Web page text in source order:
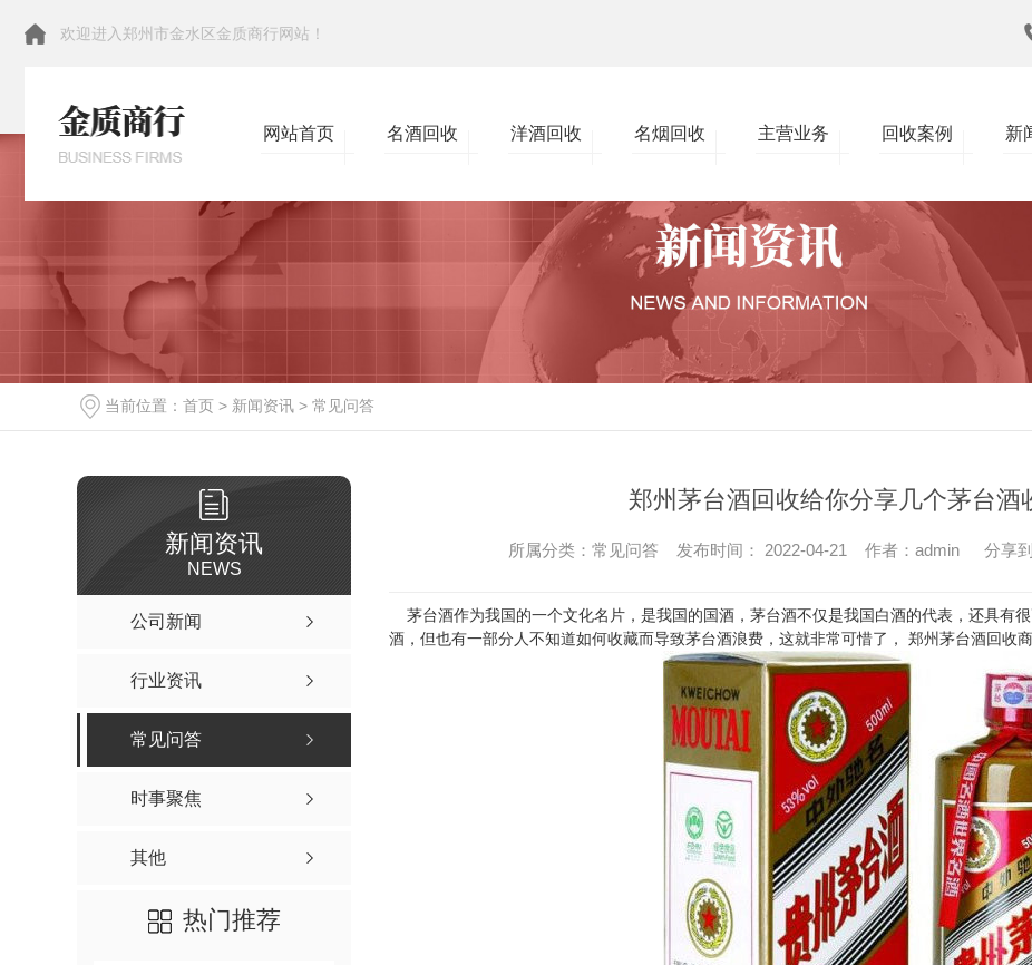
欢迎进入郑州市金水区金质商行网站！
网站首页 名酒回收 洋酒回收 名烟回收 主营业务 回收案例 新
当前位置： 首页 > 新闻资讯 > 常见问答
新闻资讯
NEWS
公司新闻
行业资讯
常见问答
时事聚焦
其他
热门推荐
郑州茅台酒回收给你分享几个茅台酒
所属分类：常见问答 发布时间： 2022-04-21 作者：admin 分享
茅台酒作为我国的一个文化名片，是我国的国酒，茅台酒不仅是我国白酒的代表，还具有
酒，但也有一部分人不知道如何收藏而导致茅台酒浪费，这就非常可惜了， 郑州茅台酒回收